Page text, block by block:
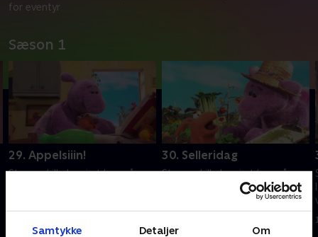
Samtykke Detaljer Om
for eventyr
Sæson 1
29. Appelsiiin!
Stor og Lille bor i et hus på
30. Selleridag
Stor og Lille bor i et hus på
landet. Det er den perfekte